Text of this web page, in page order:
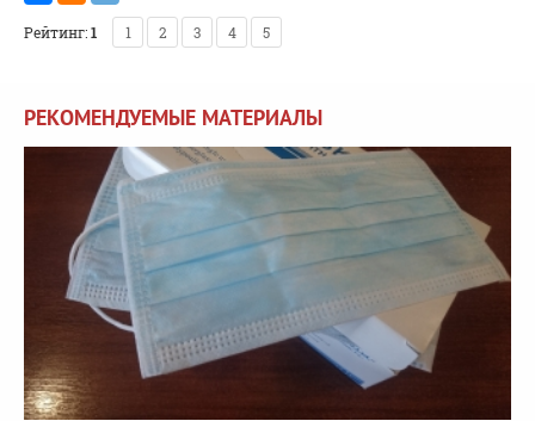
Рейтинг:1 1 2 3 4 5
РЕКОМЕНДУЕМЫЕ МАТЕРИАЛЫ